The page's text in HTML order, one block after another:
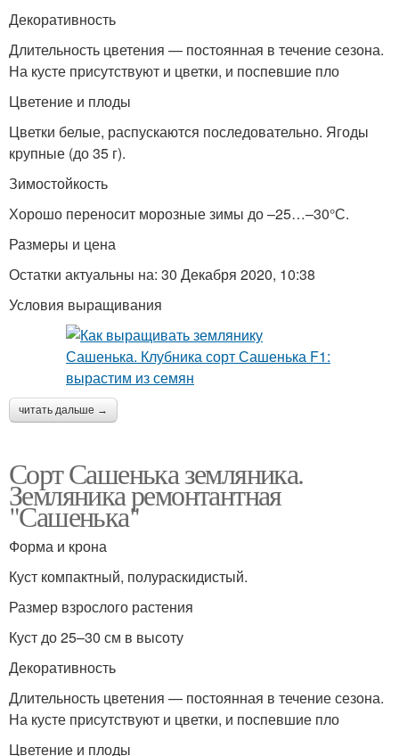
Декоративность
Длительность цветения — постоянная в течение сезона.
На кусте присутствуют и цветки, и поспевшие пло
Цветение и плоды
Цветки белые, распускаются последовательно. Ягоды
крупные (до 35 г).
Зимостойкость
Хорошо переносит морозные зимы до –25…–30°С.
Размеры и цена
Остатки актуальны на: 30 Декабря 2020, 10:38
Условия выращивания
читать дальше →
Сорт Сашенька земляника.
Земляника ремонтантная
"Сашенька"
Форма и крона
Куст компактный, полураскидистый.
Размер взрослого растения
Куст до 25–30 см в высоту
Декоративность
Длительность цветения — постоянная в течение сезона.
На кусте присутствуют и цветки, и поспевшие пло
Цветение и плоды